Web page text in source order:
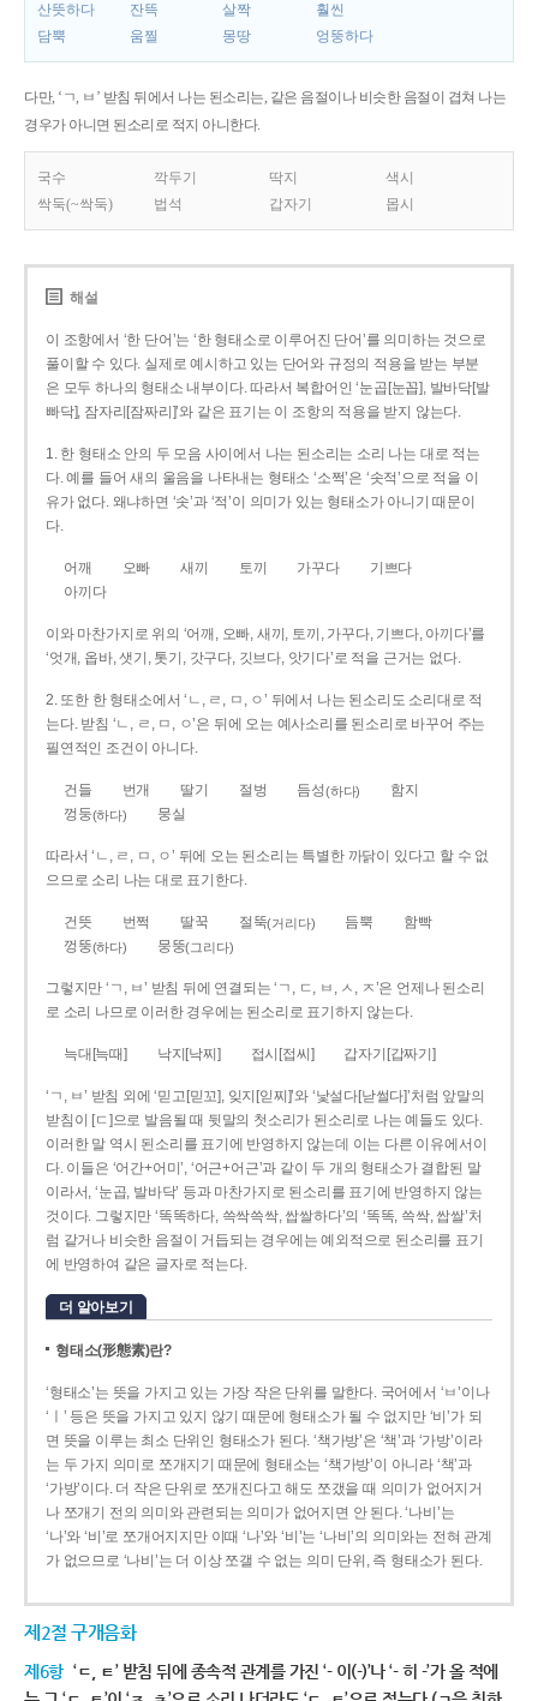
산뜻하다 잔뜩 살짝
훨씬
담뿍
움찔 몽땅 엉뚱하다
다만, ‘ㄱ, ㅂ’ 받침 뒤에서 나는 된소리는, 같은 음절이나 비슷한 음절이 겹쳐 나는
경우가 아니면 된소리로 적지 아니한다.
국수 깍두기 딱지
색시
싹둑(~싹둑)
법석 갑자기 몹시
해설
이 조항에서 ‘한 단어’는 ‘한 형태소로 이루어진 단어’를 의미하는 것으로
풀이할 수 있다. 실제로 예시하고 있는 단어와 규정의 적용을 받는 부분
은 모두 하나의 형태소 내부이다. 따라서 복합어인 ‘눈곱[눈꼽], 발바닥[발
빠닥], 잠자리[잠짜리]’와 같은 표기는 이 조항의 적용을 받지 않는다.
1. 한 형태소 안의 두 모음 사이에서 나는 된소리는 소리 나는 대로 적는
다. 예를 들어 새의 울음을 나타내는 형태소 ‘소쩍’은 ‘솟적’으로 적을 이
유가 없다. 왜냐하면 ‘솟’과 ‘적’이 의미가 있는 형태소가 아니기 때문이
다.
어깨 오빠 새끼 토끼 가꾸다
기쁘다
아끼다
이와 마찬가지로 위의 ‘어깨, 오빠, 새끼, 토끼, 가꾸다, 기쁘다, 아끼다’를
‘엇개, 옵바, 샛기, 톳기, 갓구다, 깃브다, 앗기다’로 적을 근거는 없다.
2. 또한 한 형태소에서 ‘ㄴ, ㄹ, ㅁ, ㅇ’ 뒤에서 나는 된소리도 소리대로 적
는다. 받침 ‘ㄴ, ㄹ, ㅁ, ㅇ’은 뒤에 오는 예사소리를 된소리로 바꾸어 주는
필연적인 조건이 아니다.
건들 번개 딸기 절벙 듬성(하다)
함지
껑둥(하다) 뭉실
따라서 ‘ㄴ, ㄹ, ㅁ, ㅇ’ 뒤에 오는 된소리는 특별한 까닭이 있다고 할 수 없
으므로 소리 나는 대로 표기한다.
건뜻 번쩍 딸꾹 절뚝(거리다) 듬뿍
함빡
껑뚱(하다) 뭉뚱(그리다)
그렇지만 ‘ㄱ, ㅂ’ 받침 뒤에 연결되는 ‘ㄱ, ㄷ, ㅂ, ㅅ, ㅈ’은 언제나 된소리
로 소리 나므로 이러한 경우에는 된소리로 표기하지 않는다.
늑대[늑때] 낙지[낙찌] 접시[접씨] 갑자기[갑짜기]
‘ㄱ, ㅂ’ 받침 외에 ‘믿고[믿꼬], 잊지[읻찌]’와 ‘낯설다[낟썰다]’처럼 앞말의
받침이 [ㄷ]으로 발음될 때 뒷말의 첫소리가 된소리로 나는 예들도 있다.
이러한 말 역시 된소리를 표기에 반영하지 않는데 이는 다른 이유에서이
다. 이들은 ‘어간+어미’, ‘어근+어근’과 같이 두 개의 형태소가 결합된 말
이라서, ‘눈곱, 발바닥’ 등과 마찬가지로 된소리를 표기에 반영하지 않는
것이다. 그렇지만 ‘똑똑하다, 쓱싹쓱싹, 쌉쌀하다’의 ‘똑똑, 쓱싹, 쌉쌀’처
럼 같거나 비슷한 음절이 거듭되는 경우에는 예외적으로 된소리를 표기
에 반영하여 같은 글자로 적는다.
더 알아보기
형태소(形態素)란?
‘형태소’는 뜻을 가지고 있는 가장 작은 단위를 말한다. 국어에서 ‘ㅂ’이나
‘ㅣ’ 등은 뜻을 가지고 있지 않기 때문에 형태소가 될 수 없지만 ‘비’가 되
면 뜻을 이루는 최소 단위인 형태소가 된다. ‘책가방’은 ‘책’과 ‘가방’이라
는 두 가지 의미로 쪼개지기 때문에 형태소는 ‘책가방’이 아니라 ‘책’과
‘가방’이다. 더 작은 단위로 쪼개진다고 해도 쪼갰을 때 의미가 없어지거
나 쪼개기 전의 의미와 관련되는 의미가 없어지면 안 된다. ‘나비’는
‘나’와 ‘비’로 쪼개어지지만 이때 ‘나’와 ‘비’는 ‘나비’의 의미와는 전혀 관계
가 없으므로 ‘나비’는 더 이상 쪼갤 수 없는 의미 단위, 즉 형태소가 된다.
제2절 구개음화
제6항 ‘ㄷ, ㅌ’ 받침 뒤에 종속적 관계를 가진 ‘- 이(-)’나 ‘- 히 -’가 올 적에